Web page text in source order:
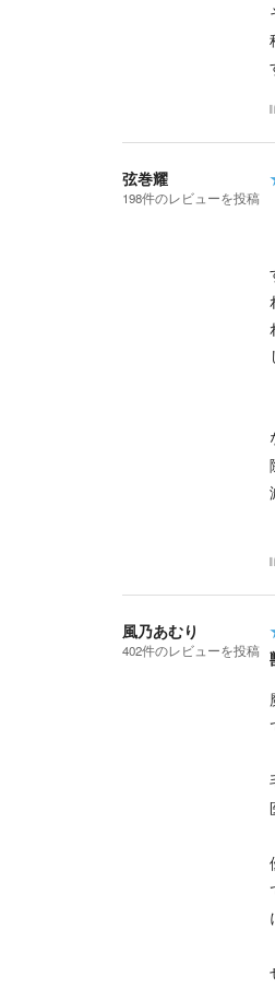
弦巻耀
198件のレビューを投稿
風乃あむり
402件のレビューを投稿